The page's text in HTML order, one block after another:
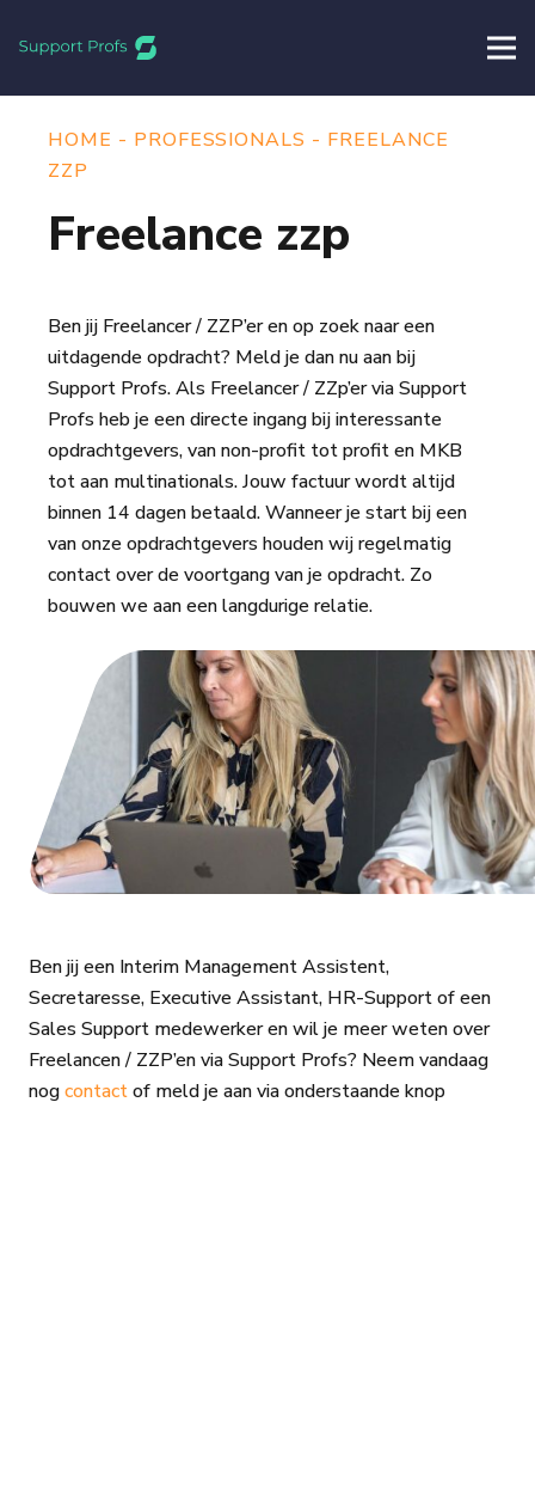
HOME - PROFESSIONALS - FREELANCE
ZZP
Freelance zzp
Ben jij Freelancer / ZZP’er en op zoek naar een
uitdagende opdracht? Meld je dan nu aan bij
Support Profs. Als Freelancer / ZZp’er via Support
Profs heb je een directe ingang bij interessante
opdrachtgevers, van non-profit tot profit en MKB
tot aan multinationals. Jouw factuur wordt altijd
binnen 14 dagen betaald. Wanneer je start bij een
van onze opdrachtgevers houden wij regelmatig
contact over de voortgang van je opdracht. Zo
bouwen we aan een langdurige relatie.
Ben jij een Interim Management Assistent,
Secretaresse, Executive Assistant, HR-Support of een
Sales Support medewerker en wil je meer weten over
Freelancen / ZZP’en via Support Profs? Neem vandaag
nogcontactof meld je aan via onderstaande knop